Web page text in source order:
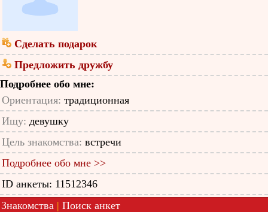
Сделать подарок
Предложить дружбу
Подробнее обо мне:
Ориентация: традиционная
Ищу: девушку
Цель знакомства: встречи
Подробнее обо мне >>
ID анкеты: 11512346
Знакомства | Поиск анкет